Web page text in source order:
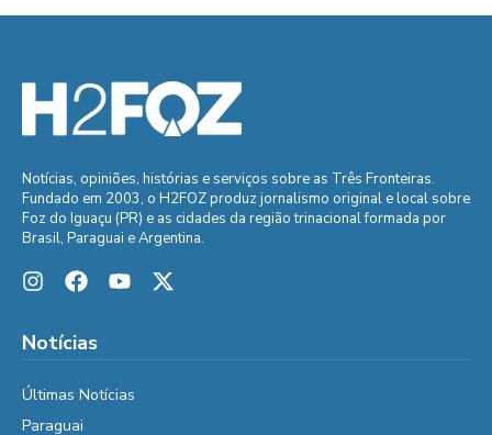
Notícias, opiniões, histórias e serviços sobre as Três Fronteiras.
Fundado em 2003, o H2FOZ produz jornalismo original e local sobre
Foz do Iguaçu (PR) e as cidades da região trinacional formada por
Brasil, Paraguai e Argentina.
Notícias
Últimas Notícias
Paraguai